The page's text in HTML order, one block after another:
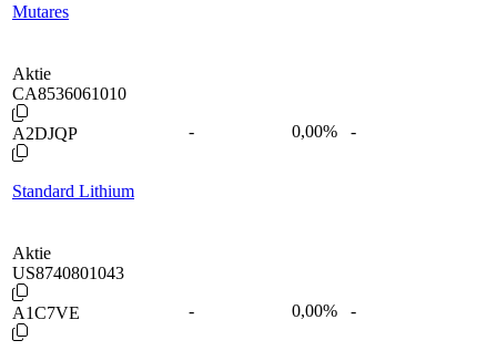
Mutares
Aktie
CA8536061010
A2DJQP
Standard Lithium
- 0,00% -
Aktie
US8740801043
A1C7VE - 0,00% -